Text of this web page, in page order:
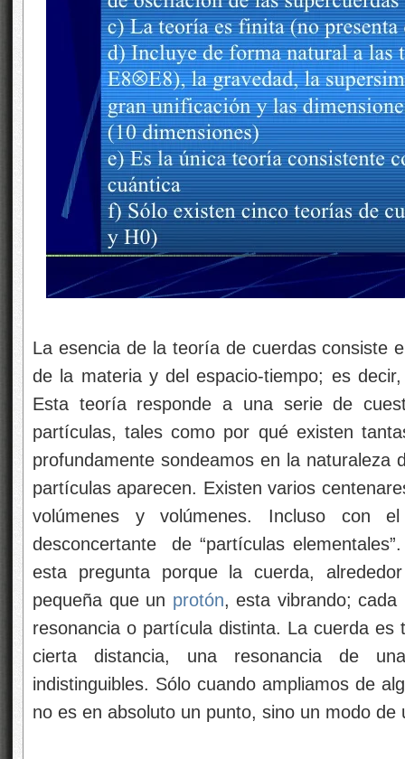
La esencia de la teoría de cuerdas consiste
de la materia y del espacio-tiempo; es
Esta teoría responde a una serie de
partículas, tales como por qué existen
profundamente sondeamos en la naturaleza
partículas aparecen. Existen varios
volúmenes y volúmenes. Incluso con
desconcertante
de “partículas
esta pregunta porque la cuerda,
pequeña que un protón, esta vibrando; cada
resonancia o partícula distinta. La cuerda
cierta distancia, una resonancia de
indistinguibles. Sólo cuando ampliamos de
no es en absoluto un punto, sino un modo de